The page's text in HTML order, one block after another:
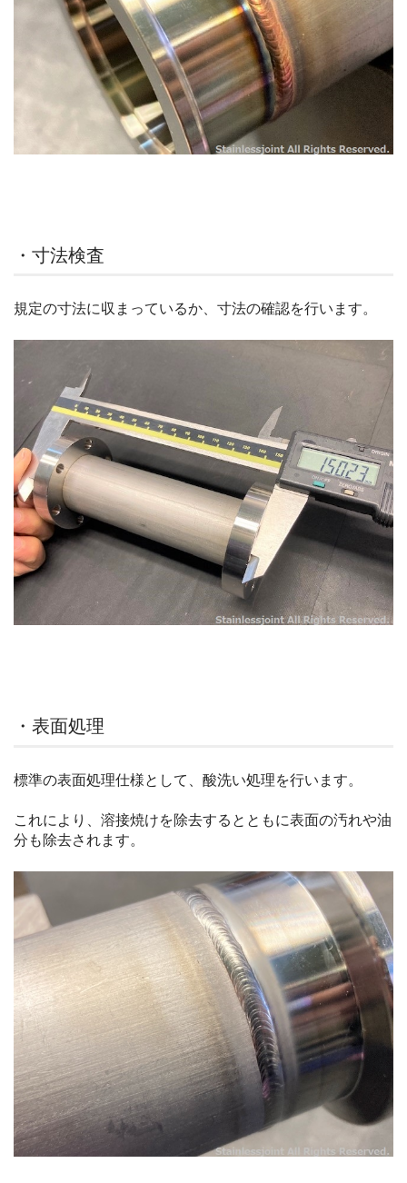
・寸法検査
規定の寸法に収まっているか、寸法の確認を行います。
・表面処理
標準の表面処理仕様として、酸洗い処理を行います。
これにより、溶接焼けを除去するとともに表面の汚れや油
分も除去されます。